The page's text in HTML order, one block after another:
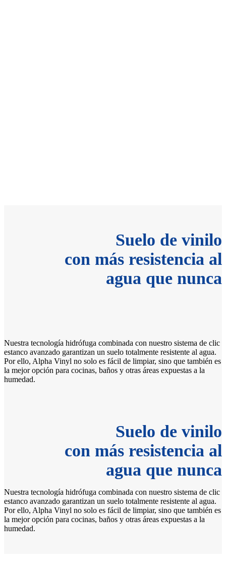
Suelo de vinilo
con más resistencia al
agua que nunca
Nuestra tecnología hidrófuga combinada con nuestro sistema de clic
estanco avanzado garantizan un suelo totalmente resistente al agua.
Por ello, Alpha Vinyl no solo es fácil de limpiar, sino que también es
la mejor opción para cocinas, baños y otras áreas expuestas a la
humedad.
Suelo de vinilo
con más resistencia al
agua que nunca
Nuestra tecnología hidrófuga combinada con nuestro sistema de clic
estanco avanzado garantizan un suelo totalmente resistente al agua.
Por ello, Alpha Vinyl no solo es fácil de limpiar, sino que también es
la mejor opción para cocinas, baños y otras áreas expuestas a la
humedad.